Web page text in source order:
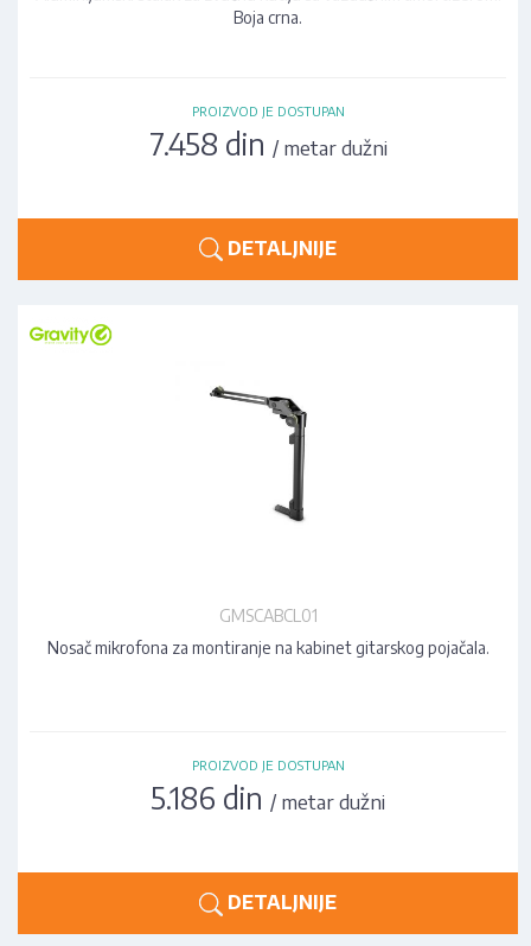
Boja crna.
PROIZVOD JE DOSTUPAN
7.458 din / metar dužni
DETALJNIJE
GMSCABCL01
Nosač mikrofona za montiranje na kabinet gitarskog pojačala.
PROIZVOD JE DOSTUPAN
5.186 din / metar dužni
DETALJNIJE